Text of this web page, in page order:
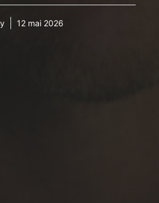
12 mai 2026